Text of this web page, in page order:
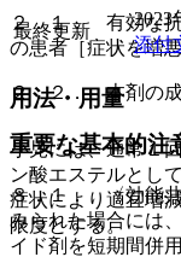
２．１． 有効な
の患者［症状を増
２．２． 本剤の成
重要な基本的注
８．１． 〈効能共
みられた場合には
イド剤を短期間併
最終更新
2023
添付
用法・用量
小児には、通常１
ン酸エステルとし
症状により適宜増
限度とする。